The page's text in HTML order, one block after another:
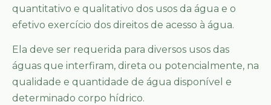
quantitativo e qualitativo dos usos da água e o
efetivo exercício dos direitos de acesso à água.
Ela deve ser requerida para diversos usos das
águas que interfiram, direta ou potencialmente, na
qualidade e quantidade de água disponível e
determinado corpo hídrico.